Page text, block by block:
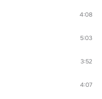
4:08
5:03
3:52
4:07